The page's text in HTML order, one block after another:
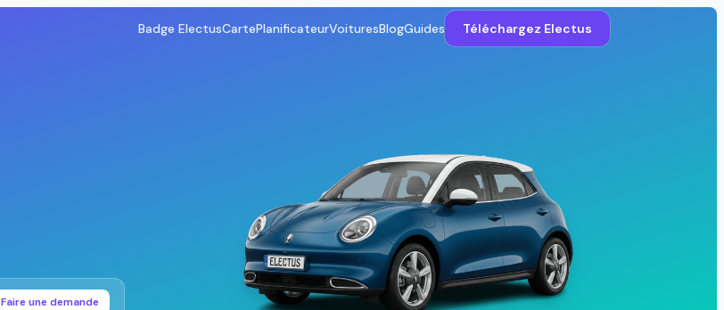
Badge ElectusCartePlanificateurVoituresBlogGuides Téléchargez Electus
Faire une demande